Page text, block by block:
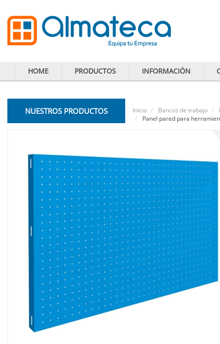
HOME PRODUCTOS INFORMACIÓN
NUESTROS PRODUCTOS Inicio Bancos de trabajo
Panel pared para